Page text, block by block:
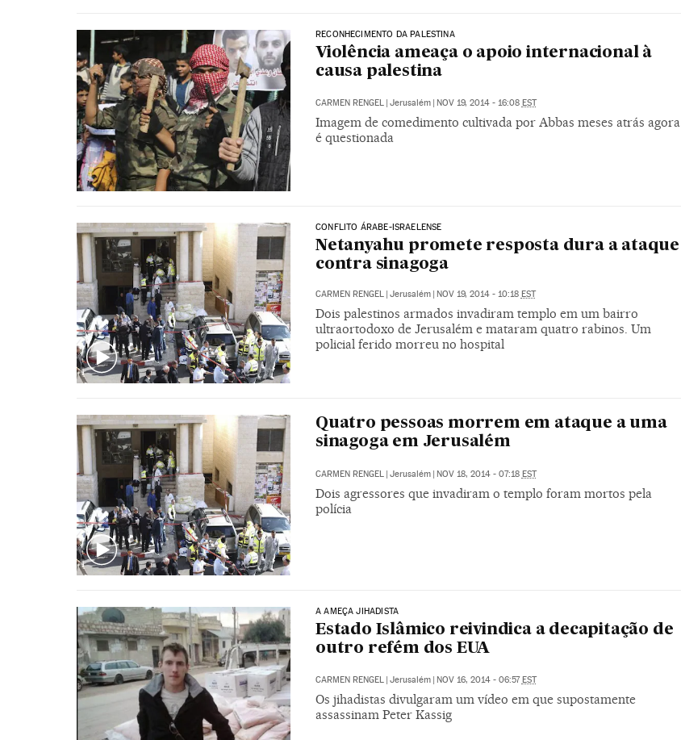
RECONHECIMENTO DA PALESTINA
Violência ameaça o apoio internacional à
causa palestina
CARMEN RENGEL | Jerusalém | NOV 19, 2014 - 16:08 EST
Imagem de comedimento cultivada por Abbas meses atrás agora
é questionada
CONFLITO ÁRABE-ISRAELENSE
Netanyahu promete resposta dura a ataque
contra sinagoga
CARMEN RENGEL Jerusalém NOV 19, 2014 - 10:18 EST
Dois palestinos armados invadiram templo em um bairro
ultraortodoxo de Jerusalém e mataram quatro rabinos. Um
policial ferido morreu no hospital
Quatro pessoas morrem em ataque a uma
sinagoga em Jerusalém
CARMEN RENGEL | Jerusalém | NOV 18, 2014 - 07:18 EST
Dois agressores que invadiram o templo foram mortos pela
polícia
A AMEÇA JIHADISTA
Estado Islâmico reivindica a decapitação de
outro refém dos EUA
CARMEN RENGEL Jerusalém NOV 16, 2014 - 06:57 EST
Os jihadistas divulgaram um vídeo em que supostamente
assassinam Peter Kassig